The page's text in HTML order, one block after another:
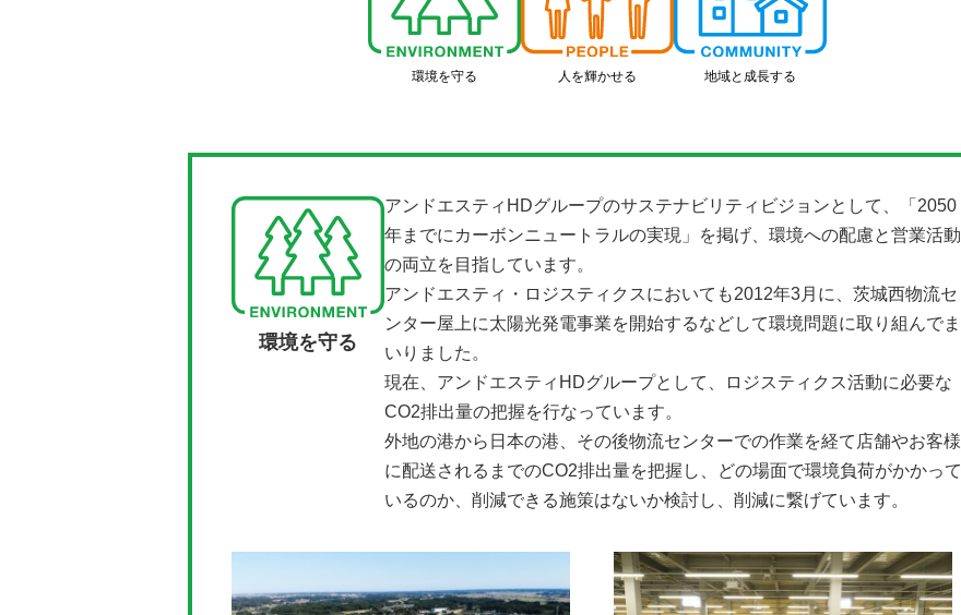
環境を守る 人を輝かせる 地域と成長する
環境を守る
アンドエスティHDグループのサステナビリティビジョンとして、「2050
年までにカーボンニュートラルの実現」を掲げ、環境への配慮と営業活動
の両立を目指しています。
アンドエスティ・ロジスティクスにおいても2012年3月に、茨城西物流セ
ンター屋上に太陽光発電事業を開始するなどして環境問題に取り組んでま
いりました。
現在、アンドエスティHDグループとして、ロジスティクス活動に必要な
CO2排出量の把握を行なっています。
外地の港から日本の港、その後物流センターでの作業を経て店舗やお客様
に配送されるまでのCO2排出量を把握し、どの場面で環境負荷がかかって
いるのか、削減できる施策はないか検討し、削減に繋げています。